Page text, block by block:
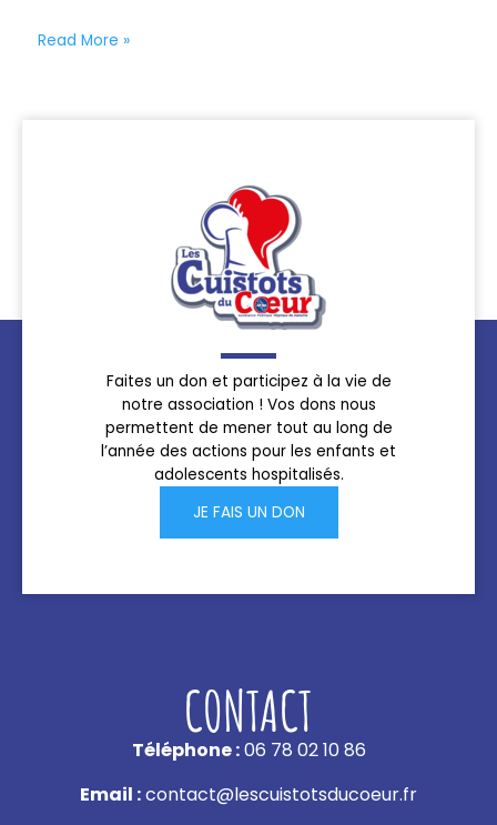
Read More »
Faites un don et participez à la vie de
notre association ! Vos dons nous
permettent de mener tout au long de
l’année des actions pour les enfants et
adolescents hospitalisés.
JE FAIS UN DON
CONTACT
Téléphone :06 78 02 10 86
Email :contact@lescuistotsducoeur.fr